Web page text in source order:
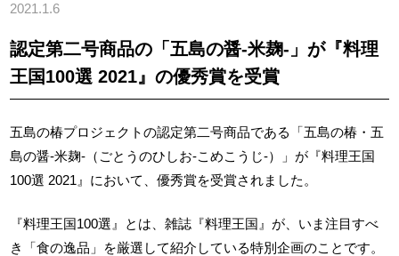
2021.1.6
認定第二号商品の「五島の醤-米麹-」が『料理
王国100選 2021』の優秀賞を受賞
五島の椿プロジェクトの認定第二号商品である「五島の椿・五
島の醤-米麹-（ごとうのひしお-こめこうじ-）」が『料理王国
100選 2021』において、優秀賞を受賞されました。
『料理王国100選』とは、雑誌『料理王国』が、いま注目すべ
き「食の逸品」を厳選して紹介している特別企画のことです。